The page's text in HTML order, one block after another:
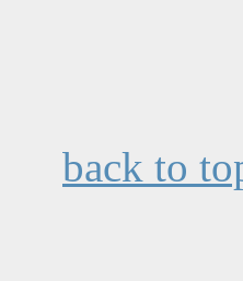
back to